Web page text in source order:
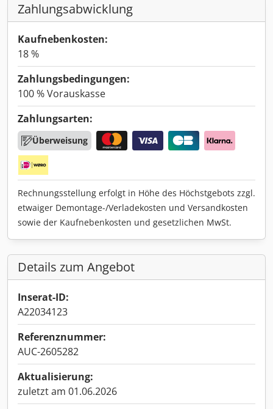
Zahlungsabwicklung
Kaufnebenkosten:
18 %
Zahlungsbedingungen:
100 % Vorauskasse
Zahlungsarten:
Überweisung
Rechnungsstellung erfolgt in Höhe des Höchstgebots zzgl.
etwaiger Demontage-/Verladekosten und Versandkosten
sowie der Kaufnebenkosten und gesetzlichen MwSt.
Details zum Angebot
Inserat-ID:
A22034123
Referenznummer:
AUC-2605282
Aktualisierung:
zuletzt am 01.06.2026